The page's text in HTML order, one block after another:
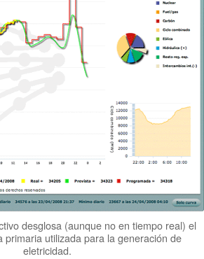
desglosa (aunque no en tiempo real) el
primaria utilizada para la generación de
eletricidad.